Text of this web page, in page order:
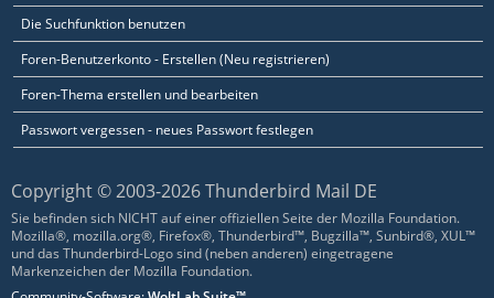
Die Suchfunktion benutzen
Foren-Benutzerkonto - Erstellen (Neu registrieren)
Foren-Thema erstellen und bearbeiten
Passwort vergessen - neues Passwort festlegen
Copyright © 2003-2026 Thunderbird Mail DE
Sie befinden sich NICHT auf einer offiziellen Seite der Mozilla Foundation.
Mozilla®, mozilla.org®, Firefox®, Thunderbird™, Bugzilla™, Sunbird®, XUL™
und das Thunderbird-Logo sind (neben anderen) eingetragene
Markenzeichen der Mozilla Foundation.